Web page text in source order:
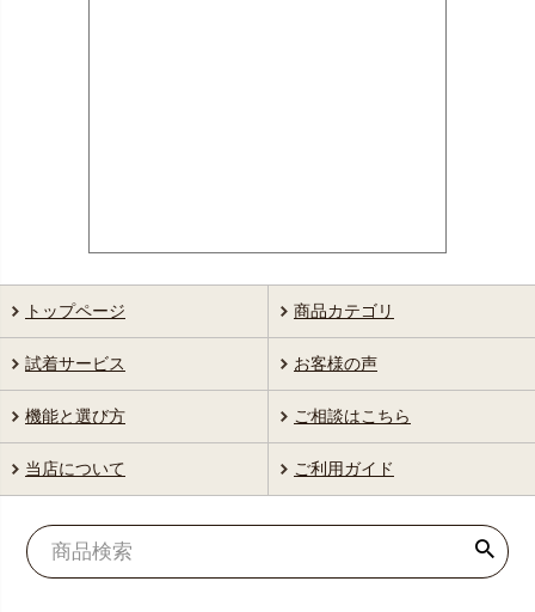
トップページ 商品カテゴリ
試着サービス お客様の声
機能と選び方 ご相談はこちら
当店について ご利用ガイド